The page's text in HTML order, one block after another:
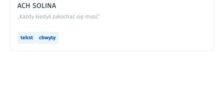
ACH SOLINA
„Każdy kiedyś zakochać się musi,”
tekst chwyty